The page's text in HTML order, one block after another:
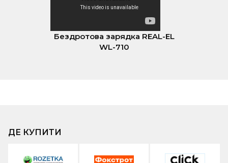
Бездротова зарядка REAL-EL
WL-710
ДЕ КУПИТИ